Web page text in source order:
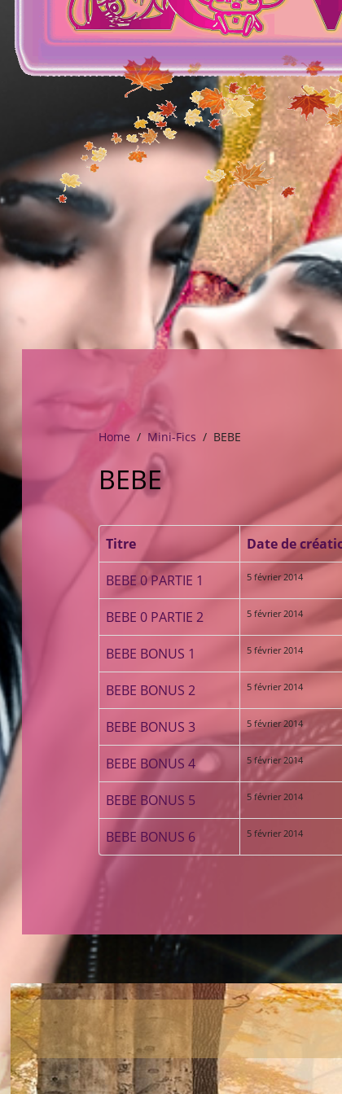
Home Mini-Fics BEBE
BEBE
Titre Date de
BEBE 0 PARTIE 1 5 février 2014
BEBE 0 PARTIE 2 5 février 2014
BEBE BONUS 1 5 février 2014
BEBE BONUS 2 5 février 2014
BEBE BONUS 3 5 février 2014
BEBE BONUS 4 5 février 2014
BEBE BONUS 5 5 février 2014
BEBE BONUS 6 5 février 2014